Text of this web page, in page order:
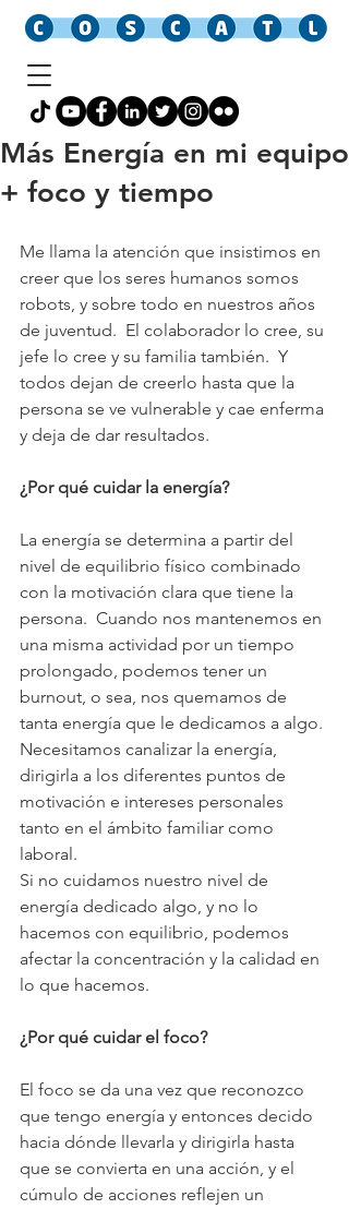
Más Energía en mi equipo
+ foco y tiempo
Me llama la atención que insistimos en
creer que los seres humanos somos
robots, y sobre todo en nuestros años
de juventud.  El colaborador lo cree, su
jefe lo cree y su familia también.  Y
todos dejan de creerlo hasta que la
persona se ve vulnerable y cae enferma
y deja de dar resultados.
¿Por qué cuidar la energía?
La energía se determina a partir del
nivel de equilibrio físico combinado
con la motivación clara que tiene la
persona.  Cuando nos mantenemos en
una misma actividad por un tiempo
prolongado, podemos tener un
burnout, o sea, nos quemamos de
tanta energía que le dedicamos a algo.
Necesitamos canalizar la energía,
dirigirla a los diferentes puntos de
motivación e intereses personales
tanto en el ámbito familiar como
laboral.
Si no cuidamos nuestro nivel de
energía dedicado algo, y no lo
hacemos con equilibrio, podemos
afectar la concentración y la calidad en
lo que hacemos.
¿Por qué cuidar el foco?
El foco se da una vez que reconozco
que tengo energía y entonces decido
hacia dónde llevarla y dirigirla hasta
que se convierta en una acción, y el
cúmulo de acciones reflejen un